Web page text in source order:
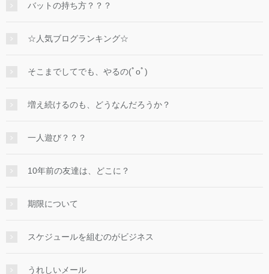
バットの持ち方？？？
☆人気ブログランキング☆
そこまでしてでも、やるの(ﾟoﾟ)
増え続けるのも、どうなんだろうか？
一人遊び？？？
10年前の友達は、どこに？
期限について
スケジュールを組むのがビジネス
うれしいメール